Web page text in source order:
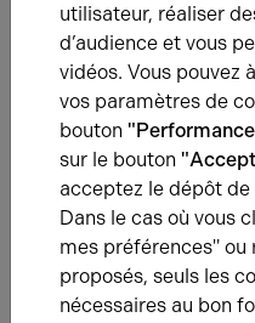
RDC
Total
utilisateur, réaliser
d’audience et vous
vidéos. Vous pouvez
vos paramètres de
bouton
sur le bouton
acceptez le dépôt de
Dans le cas où vous
mes préférences" ou
proposés, seuls les
nécessaires au bon